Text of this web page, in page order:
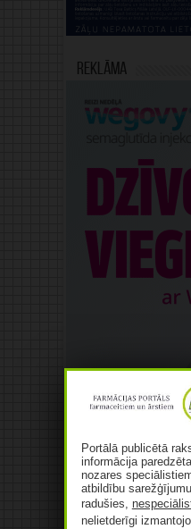
Reklāma
Portālā publicētā
informācija
nozares
atbildību
radušies,
nelietderīgi